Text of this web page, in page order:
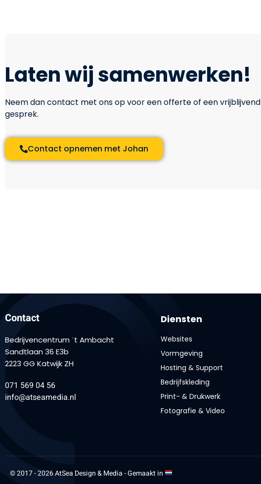
Laten wij samenwerken!
Neem dan contact met ons op voor een offerte of een vrijblijvend
gesprek.
Contact opnemen met Johan
Contact
Bedrijvencentrum ˈt Ambacht
Sandtlaan 36 E3b
2223 GG Katwijk ZH
071 569 04 56
info@atseamedia.nl
Diensten
Websites
Vormgeving
Hosting & Support
Bedrijfskleding
Print- & Drukwerk
Fotografie & Video
© 2017 - 2026 AtSea Design & Media - Gemaakt in